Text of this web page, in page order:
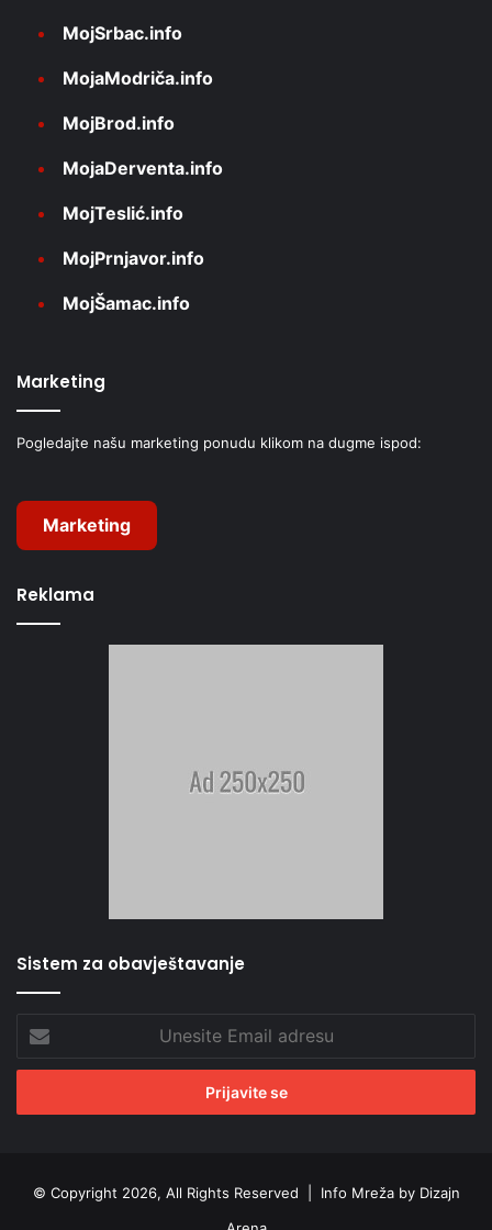
MojSrbac.info
MojaModriča.info
MojBrod.info
MojaDerventa.info
MojTeslić.info
MojPrnjavor.info
MojŠamac.info
Marketing
Pogledajte našu marketing ponudu klikom na dugme ispod:
Marketing
Reklama
Sistem za obavještavanje
Email
adresu
© Copyright 2026, All Rights Reserved | Info Mreža by Dizajn